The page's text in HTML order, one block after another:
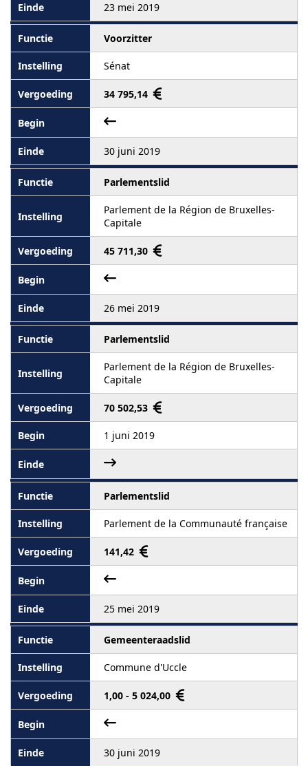
23 mei 2019
Voorzitter
Sénat
34 795,14
30 juni 2019
Parlementslid
Parlement de la Région de Bruxelles-
Capitale
45 711,30
26 mei 2019
Parlementslid
Parlement de la Région de Bruxelles-
Capitale
70 502,53
1 juni 2019
Parlementslid
Parlement de la Communauté française
141,42
25 mei 2019
Gemeenteraadslid
Commune d'Uccle
1,00 - 5 024,00
30 juni 2019